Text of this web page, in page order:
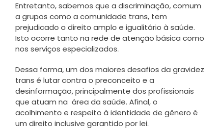
Entretanto, sabemos que a discriminação, comum
a grupos como a comunidade trans, tem
prejudicado o direito amplo e igualitário à saúde.
Isto ocorre tanto na rede de atenção básica como
nos serviços especializados.
Dessa forma, um dos maiores desafios da gravidez
trans é lutar contra o preconceito e a
desinformação, principalmente dos profissionais
que atuam na área da saúde. Afinal, o
acolhimento e respeito à identidade de gênero é
um direito inclusive garantido por lei.